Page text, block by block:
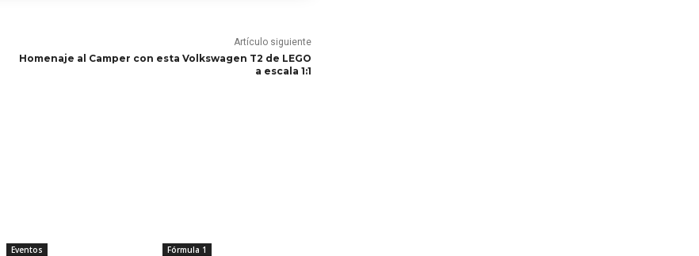
Artículo siguiente
Homenaje al Camper con esta Volkswagen T2 de LEGO
a escala 1:1
Eventos Fórmula 1